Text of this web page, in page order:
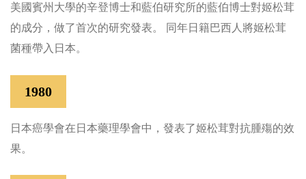
美國賓州大學的辛登博士和藍伯研究所的藍伯博士對姬松茸
的成分，做了首次的研究發表。 同年日籍巴西人將姬松茸
菌種帶入日本。
1980
日本癌學會在日本藥理學會中，發表了姬松茸對抗腫殤的效
果。